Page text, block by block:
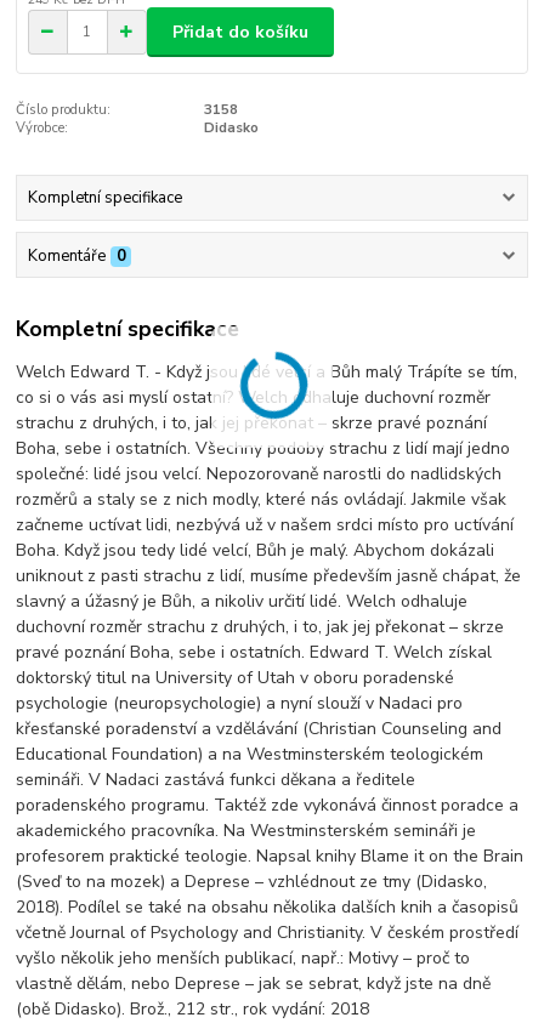
Přidat do košíku
Číslo produktu:
3158
Výrobce:
Didasko
Kompletní specifikace
Komentáře 0
Kompletní specifikace
Welch Edward T. - Když jsou lidé velcí a Bůh malý Trápíte se tím,
co si o vás asi myslí ostatní? Welch odhaluje duchovní rozměr
strachu z druhých, i to, jak jej překonat – skrze pravé poznání
Boha, sebe i ostatních. Všechny podoby strachu z lidí mají jedno
společné: lidé jsou velcí. Nepozorovaně narostli do nadlidských
rozměrů a staly se z nich modly, které nás ovládají. Jakmile však
začneme uctívat lidi, nezbývá už v našem srdci místo pro uctívání
Boha. Když jsou tedy lidé velcí, Bůh je malý. Abychom dokázali
uniknout z pasti strachu z lidí, musíme především jasně chápat, že
slavný a úžasný je Bůh, a nikoliv určití lidé. Welch odhaluje
duchovní rozměr strachu z druhých, i to, jak jej překonat – skrze
pravé poznání Boha, sebe i ostatních. Edward T. Welch získal
doktorský titul na University of Utah v oboru poradenské
psychologie (neuropsychologie) a nyní slouží v Nadaci pro
křesťanské poradenství a vzdělávání (Christian Counseling and
Educational Foundation) a na Westminsterském teologickém
semináři. V Nadaci zastává funkci děkana a ředitele
poradenského programu. Taktéž zde vykonává činnost poradce a
akademického pracovníka. Na Westminsterském semináři je
profesorem praktické teologie. Napsal knihy Blame it on the Brain
(Sveď to na mozek) a Deprese – vzhlédnout ze tmy (Didasko,
2018). Podílel se také na obsahu několika dalších knih a časopisů
včetně Journal of Psychology and Christianity. V českém prostředí
vyšlo několik jeho menších publikací, např.: Motivy – proč to
vlastně dělám, nebo Deprese – jak se sebrat, když jste na dně
(obě Didasko). Brož., 212 str., rok vydání: 2018